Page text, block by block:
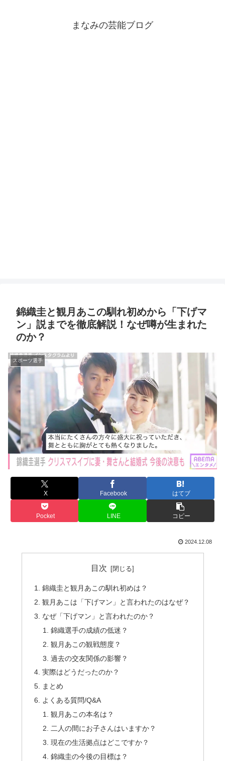
まなみの芸能ブログ
錦織圭と観月あこの馴れ初めから「下げマ
ン」説までを徹底解説！なぜ噂が生まれた
のか？
スポーツ選手
X Facebook はてブ
Pocket LINE コピー
2024.12.08
目次
錦織圭と観月あこの馴れ初めは？
観月あこは「下げマン」と言われたのはなぜ？
なぜ「下げマン」と言われたのか？
錦織選手の成績の低迷？
観月あこの観戦態度？
過去の交友関係の影響？
実際はどうだったのか？
まとめ
よくある質問/Q&A
観月あこの本名は？
二人の間にお子さんはいますか？
現在の生活拠点はどこですか？
錦織圭の今後の目標は？